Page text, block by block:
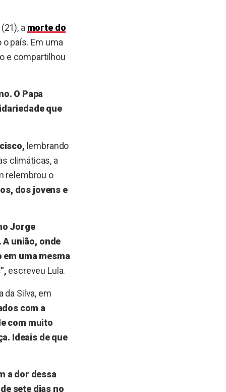
a morte do
o país. Em uma
e compartilhou
O Papa
que
lembrando
climáticas, a
relembrou o
dos jovens e
Jorge
união, onde
em uma mesma
escreveu Lula.
da Silva, em
com a
com muito
Ideais de que
a dor dessa
sete dias no